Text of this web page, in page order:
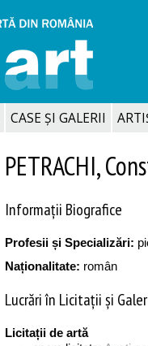
CASE ȘI GALERII
PETRACHI,
Informații Biografice
Profesii și Specializări:
Naționalitate: român
Lucrări în Licitații și
Licitații de artă